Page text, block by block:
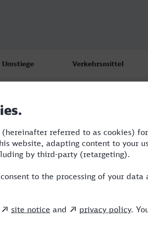
Umstiege Verkehrsmittel
4 RE,OE,NX,ICE